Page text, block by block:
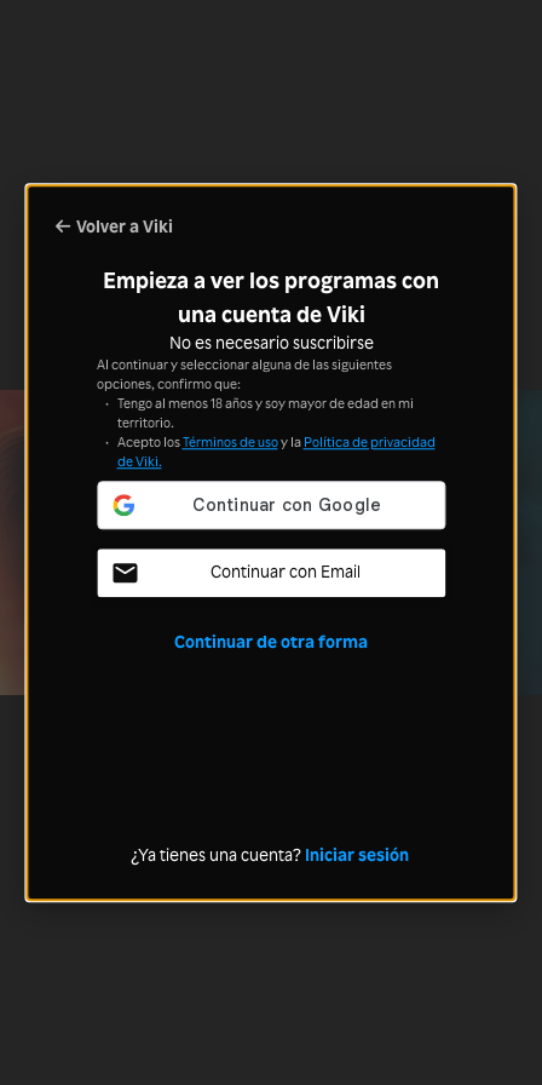
Volver a Viki
Empieza a ver los programas con
una cuenta de Viki
No es necesario suscribirse
Al continuar y seleccionar alguna de las siguientes
opciones, confirmo que:
Tengo al menos 18 años y soy mayor de edad en mi
territorio.
Acepto losTérminos de usoy la Política de privacidad
de Viki.
Continuar con Email
Continuar de otra forma
¿Ya tienes una cuenta? Iniciar sesión